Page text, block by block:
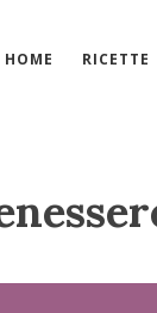
HOME RICETTE